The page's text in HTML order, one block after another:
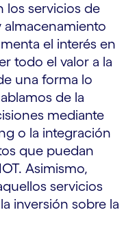
los servicios de
el interés en
todo el valor a la
una forma lo
de la
mediante
o la integración
que puedan
Asimismo,
servicios
inversión sobre la